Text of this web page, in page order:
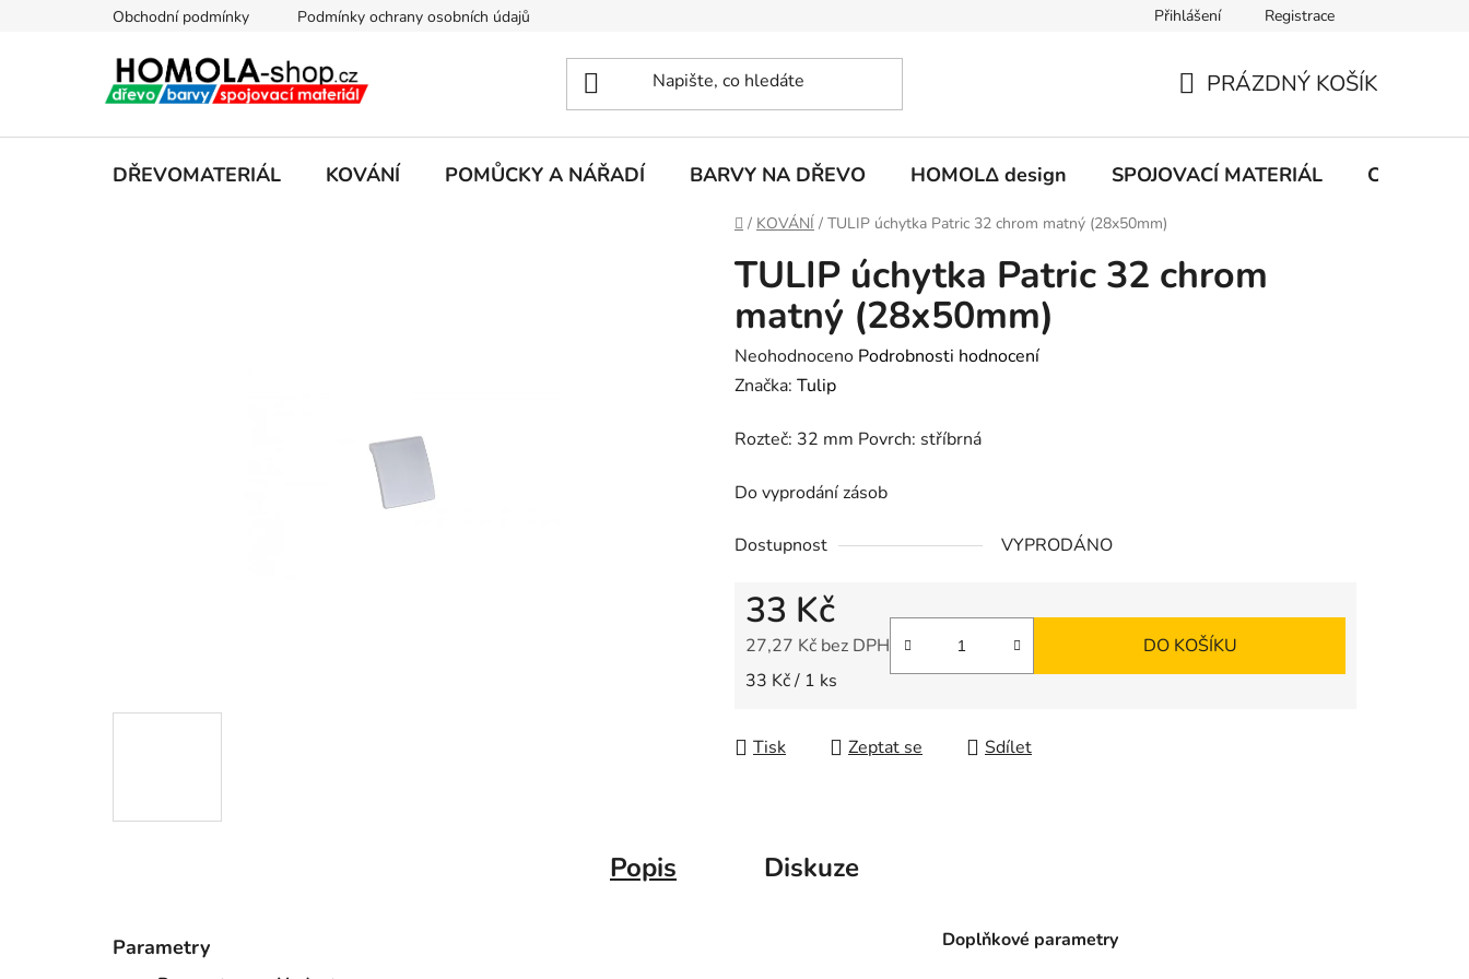
Obchodní podmínky Podmínky ochrany osobních údajů Přihlášení Registrace
KOŠÍK
PRÁZDNÝ KOŠÍK
DŘEVOMATERIÁL KOVÁNÍ POMŮCKY A NÁŘADÍ BARVY NA DŘEVO HOMOLΔ design SPOJOVACÍ MATERIÁL CHEMIE
Domů
/ KOVÁNÍ / TULIP úchytka Patric 32 chrom matný (28x50mm)
TULIP úchytka Patric 32 chrom
matný (28x50mm)
Průměrné
hodnocení
je
z
5
hvězdiček.
Neohodnoceno Podrobnosti hodnocení
Značka: Tulip
Rozteč: 32 mm Povrch: stříbrná
Do vyprodání zásob
Dostupnost VYPRODÁNO
33 Kč
27,27 Kč bez DPH
Měrná cena:
33 Kč / 1 ks
DO KOŠÍKU
Tisk Zeptat se Sdílet
Popis Diskuze
Parametry Doplňkové parametry